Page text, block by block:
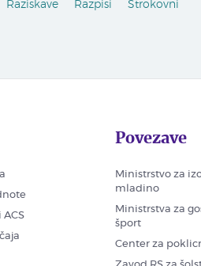
Raziskave Razpisi
Strokovni
Povezave
Ministrstvo za
mladino
Ministrstva za
šport
Center za